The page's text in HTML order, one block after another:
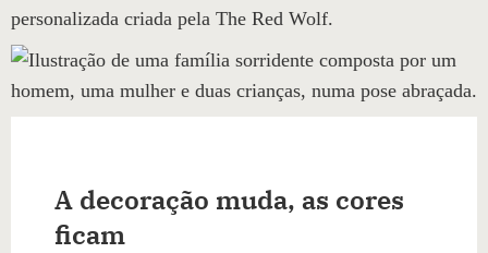
A decoração muda, as cores
ficam